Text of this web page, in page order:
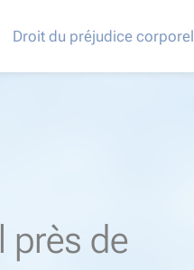
Droit du préjudice corporel
près de